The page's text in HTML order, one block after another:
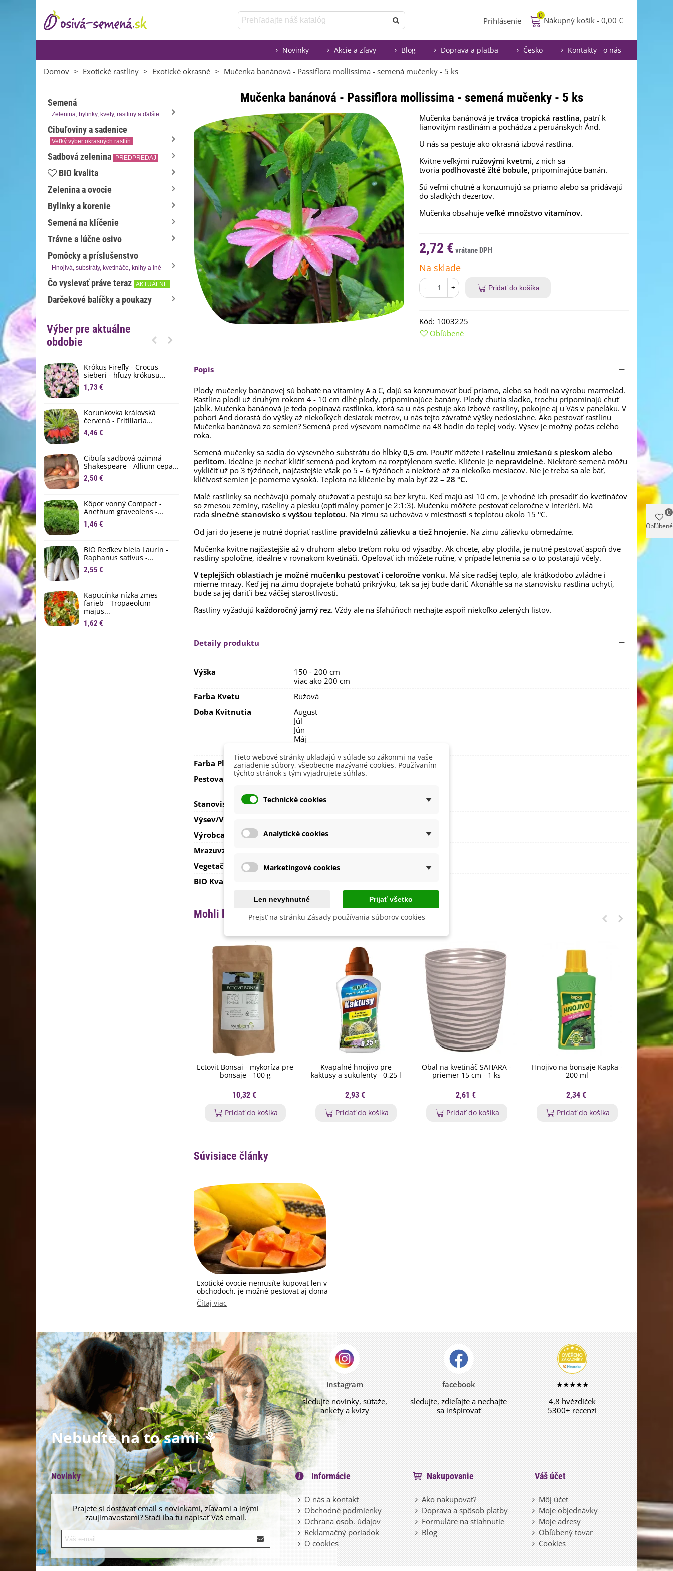
Prihlásenie
0
Nákupný košík - 0,00 €
Novinky Akcie a zľavy Blog Doprava a platba Česko Kontakty - o nás
Domov > Exotické rastliny > Exotické okrasné > Mučenka banánová - Passiflora mollissima - semená mučenky - 5 ks
Semená
Zelenina, bylinky, kvety, rastliny a ďalšie
Cibuľoviny a sadenice
Veľký výber okrasných rastlín
Sadbová zelenina PREDPREDAJ
BIO kvalita
Zelenina a ovocie
Bylinky a korenie
Semená na klíčenie
Trávne a lúčne osivo
Pomôcky a príslušenstvo
Hnojivá, substráty, kvetináče, knihy a iné
Čo vysievať práve teraz AKTUÁLNE
Darčekové balíčky a poukazy
Výber pre aktuálne
obdobie
Krókus Firefly - Crocus
sieberi - hľuzy krókusu...
1,73 €
Korunkovka kráľovská
červená - Fritillaria...
4,46 €
Cibuľa sadbová ozimná
Shakespeare - Allium cepa...
2,50 €
Kôpor vonný Compact -
Anethum graveolens -...
1,46 €
BIO Reďkev biela Laurin -
Raphanus sativus -...
2,55 €
Kapucínka nízka zmes
farieb - Tropaeolum
majus...
1,62 €
8,68 €
Kuchynské bylinky na malú
plochu - výsevný disk...
3,80 €
Daucus carota - semená -...
1,53 €
Ľalia Canova - Lilium -
cibuľoviny - 1 ks
2,69 € 3,85 € -30%
Begonia superba -...
2,69 €
Eukalyptus Baby Blue -
Blahovičník - Eukalyptus...
4,08 €
Mučenka banánová - Passiflora mollissima - semená mučenky - 5 ks
Mučenka banánová je trváca tropická rastlina, patrí k
lianovitým rastlinám a pochádza z peruánskych Ánd.
U nás sa pestuje ako okrasná izbová rastlina.
Kvitne veľkými ružovými kvetmi, z nich sa
tvoria podlhovasté žlté bobule, pripomínajúce banán.
Sú veľmi chutné a konzumujú sa priamo alebo sa pridávajú
do sladkých dezertov.
Mučenka obsahuje veľké množstvo vitamínov.
2,72 €
Na sklade
- + Pridať do košíka
Kód: 1003225
Obľúbené
Popis
Plody mučenky banánovej sú bohaté na vitamíny A a C, dajú sa konzumovať buď priamo, alebo sa hodí na výrobu marmelád.
Rastlina plodí už druhým rokom 4 - 10 cm dlhé plody, pripomínajúce banány. Plody chutia sladko, trochu pripomínajú chuť
jabĺk. Mučenka banánová je teda popínavá rastlinka, ktorá sa u nás pestuje ako izbové rastliny, pokojne aj u Vás v paneláku. V
pohorí And dorastá do výšky až niekoľkých desiatok metrov, u nás tejto závratné výšky nedosiahne. Ako pestovať rastlinu
Mučenka banánová zo semien? Semená pred výsevom namočíme na 48 hodín do teplej vody. Výsev je možný počas celého
roka.
Semená mučenky sa sadia do výsevného substrátu do hĺbky 0,5 cm. Použiť môžete i rašelinu zmiešanú s pieskom alebo
perlitom. Ideálne je nechať klíčiť semená pod krytom na rozptýlenom svetle. Klíčenie je nepravidelné. Niektoré semená môžu
vyklíčiť už po 3 týždňoch, najčastejšie však po 5 – 6 týždňoch a niektoré až za niekoľko mesiacov. Nie je treba sa ale báť,
klíčivosť semien je pomerne vysoká. Teplota na klíčenie by mala byť22 – 28 °C.
Malé rastlinky sa nechávajú pomaly otužovať a pestujú sa bez krytu. Keď majú asi 10 cm, je vhodné ich presadiť do kvetináčov
so zmesou zeminy, rašeliny a piesku (optimálny pomer je 2:1:3). Mučenku môžete pestovať celoročne v interiéri. Má
rada slnečné stanovisko s vyššou teplotou. Na zimu sa uchováva v miestnosti s teplotou okolo 15 °C.
Od jari do jesene je nutné dopriať rastline pravidelnú zálievku a tiež hnojenie. Na zimu zálievku obmedzíme.
Mučenka kvitne najčastejšie až v druhom alebo treťom roku od výsadby. Ak chcete, aby plodila, je nutné pestovať aspoň dve
rastliny spoločne, ideálne v rovnakom kvetináči. Opeľovať ich môžete ručne, v prípade letnenia sa o to postarajú včely.
V teplejších oblastiach je možné mučenku pestovať i celoročne vonku. Má síce radšej teplo, ale krátkodobo zvládne i
mierne mrazy. Keď jej na zimu doprajete bohatú prikrývku, tak sa jej bude dariť. Akonáhle sa na stanovisku rastlina uchytí,
bude sa jej dariť i bez väčšej starostlivosti.
Rastliny vyžadujú každoročný jarný rez. Vždy ale na šľahúňoch nechajte aspoň niekoľko zelených listov.
Detaily produktu
Výška
150 - 200 cm
viac ako 200 cm
Farba Kvetu
Ružová
Doba Kvitnutia
August
Júl
Jún
Máj
Farba Plodu
Žltá
Pestovanie
V interiéri - dnu
Stanovisko
Slnečné
Výsev/výsadba
Výrobca
SemenaOnline
Mrazuvzdornosť
Vegetačné Obdobie
Trvalky
BIO Kvalita
Mohli byste ešte potrebovať
Ectovit Bonsai - mykoríza pre
bonsaje - 100 g
10,32 €
Pridať do košíka
Kvapalné hnojivo pre
kaktusy a sukulenty - 0,25 l
2,93 €
Pridať do košíka
Obal na kvetináč SAHARA -
priemer 15 cm - 1 ks
2,61 €
Pridať do košíka
Hnojivo na bonsaje Kapka -
200 ml
2,34 €
Pridať do košíka
Súvisiace články
Exotické ovocie nemusíte kupovať len v
obchodoch, je možné pestovať aj doma
Čítaj viac
Nebuďte na to sami ⚘
instagram
sledujte novinky, súťaže,
ankety a kvízy
facebook
sledujte, zdieľajte a nechajte
sa inšpirovať
★★★★★
4,8 hvězdiček
5300+ recenzí
Novinky
Prajete si dostávať email s novinkami, zľavami a inými
zaujímavosťami? Stačí iba tu napísať Váš email.
Informácie
O nás a kontakt
Obchodné podmienky
Ochrana osob. údajov
Reklamačný poriadok
O cookies
Nakupovanie
Ako nakupovať?
Doprava a spôsob platby
Formuláre na stiahnutie
Blog
Váš účet
Môj účet
Moje objednávky
Moje adresy
Obľúbený tovar
Cookies
Obľúbené
0
Tieto webové stránky ukladajú v súlade so zákonmi na vaše
zariadenie súbory, všeobecne nazývané cookies. Používaním
týchto stránok s tým vyjadrujete súhlas.
Technické cookies
Analytické cookies
Marketingové cookies
Len nevyhnutné Prijať všetko
Prejsť na stránku Zásady používania súborov cookies